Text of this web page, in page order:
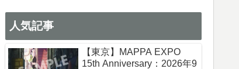
人気記事
【東京】MAPPA EXPO
15th Anniversary：2026年9